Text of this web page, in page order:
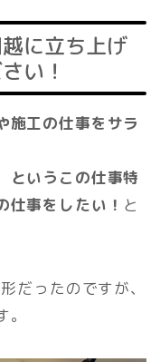
に立ち上げ
い！
施工の仕事をサラ
というこの仕事特
事をしたい！ と
だったのですが、